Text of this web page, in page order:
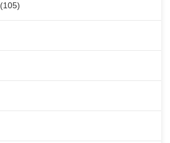
(105)